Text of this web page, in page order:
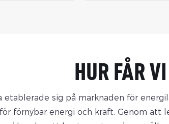
HUR FÅR
etablerade sig på marknaden för
förnybar energi och kraft. Genom att